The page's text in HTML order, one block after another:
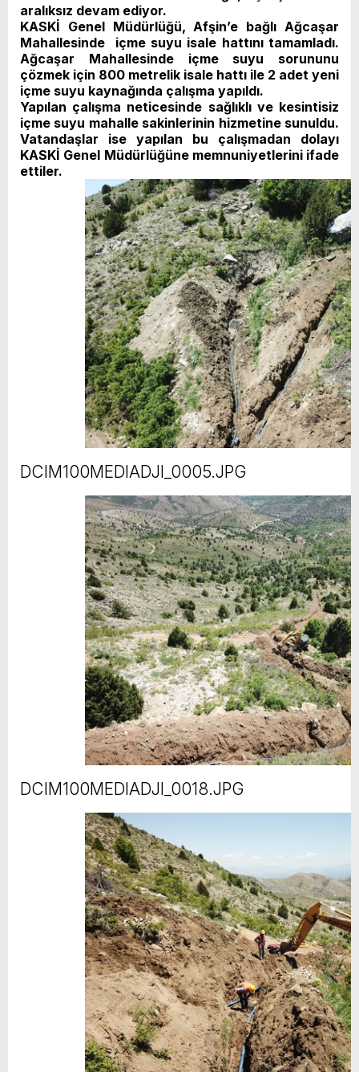
aralıksız devam ediyor.
KASKİ Genel Müdürlüğü, Afşin’e bağlı Ağcaşar
Mahallesinde içme suyu isale hattını tamamladı.
Ağcaşar Mahallesinde içme suyu sorununu
çözmek için 800 metrelik isale hattı ile 2 adet yeni
içme suyu kaynağında çalışma yapıldı.
Yapılan çalışma neticesinde sağlıklı ve kesintisiz
içme suyu mahalle sakinlerinin hizmetine sunuldu.
Vatandaşlar ise yapılan bu çalışmadan dolayı
KASKİ Genel Müdürlüğüne memnuniyetlerini ifade
ettiler.​
DCIM100MEDIADJI_0005.JPG
DCIM100MEDIADJI_0018.JPG